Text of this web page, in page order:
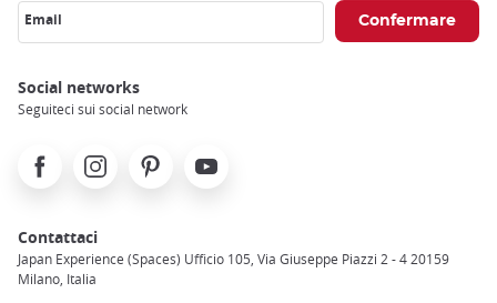
Email
Social networks
Seguiteci sui social network
FacebookInstagramPinterest Youtube
Contattaci
Japan Experience (Spaces) Ufficio 105, Via Giuseppe Piazzi 2 - 4 20159
Milano, Italia